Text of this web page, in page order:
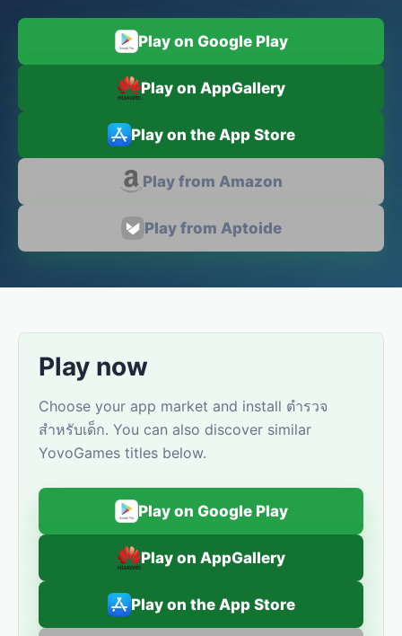
Play on Google Play
Play on AppGallery
Play on the App Store
Play from Amazon
Play from Aptoide
Play now
Choose your app market and install ตำรวจ
สำหรับเด็ก. You can also discover similar
YovoGames titles below.
Play on Google Play
Play on AppGallery
Play on the App Store